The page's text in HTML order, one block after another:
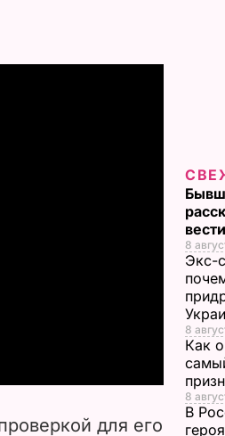
для его
8
Экс-
8
Как
8
В